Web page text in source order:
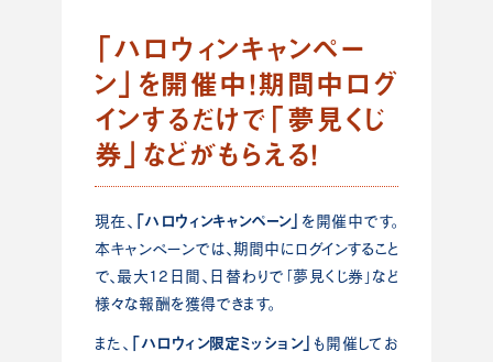
「ハロウィンキャンペー
ン」を開催中！期間中ログ
インするだけで「夢見くじ
券」などがもらえる！
現在、 「ハロウィンキャンペーン」 を開催中です。
本キャンペーンでは、期間中にログインすること
で、最大12日間、日替わりで「夢見くじ券」など
様々な報酬を獲得できます。
また、 「ハロウィン限定ミッション」 も開催してお